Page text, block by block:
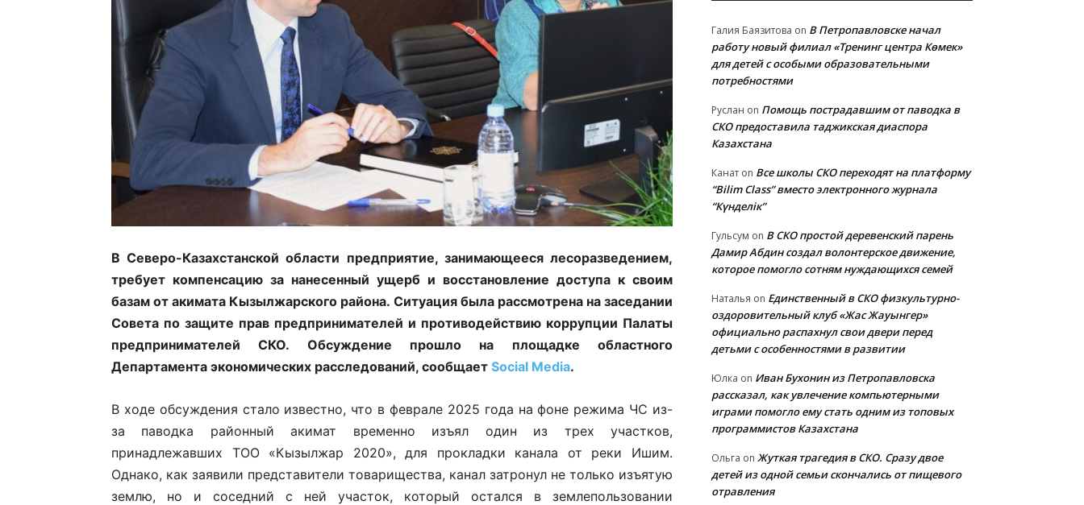
В Северо-Казахстанской области предприятие, занимающееся лесоразведением,
требует компенсацию за нанесенный ущерб и восстановление доступа к своим
базам от акимата Кызылжарского района. Ситуация была рассмотрена на заседании
Совета по защите прав предпринимателей и противодействию коррупции Палаты
предпринимателей СКО. Обсуждение прошло на площадке областного
Департамента экономических расследований, сообщает Social Media.
В ходе обсуждения стало известно, что в феврале 2025 года на фоне режима ЧС из-
за паводка районный акимат временно изъял один из трех участков,
принадлежавших ТОО «Кызылжар 2020», для прокладки канала от реки Ишим.
Однако, как заявили представители товарищества, канал затронул не только изъятую
землю, но и соседний с ней участок, который остался в землепользовании
Галия Баязитова on В Петропавловске начал
работу новый филиал «Тренинг центра Көмек»
для детей с особыми образовательными
потребностями
Руслан on Помощь пострадавшим от паводка в
СКО предоставила таджикская диаспора
Казахстана
Канат on Все школы СКО переходят на платформу
“Bilim Class” вместо электронного журнала
“Күнделік”
Гульсум on В СКО простой деревенский парень
Дамир Абдин создал волонтерское движение,
которое помогло сотням нуждающихся семей
Наталья on Единственный в СКО физкультурно-
оздоровительный клуб «Жас Жауынгер»
официально распахнул свои двери перед
детьми с особенностями в развитии
Юлка on Иван Бухонин из Петропавловска
рассказал, как увлечение компьютерными
играми помогло ему стать одним из топовых
программистов Казахстана
Ольга on Жуткая трагедия в СКО. Сразу двое
детей из одной семьи скончались от пищевого
отравления